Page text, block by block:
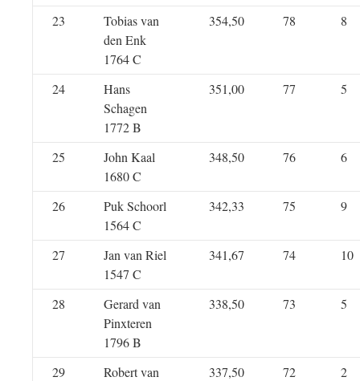
23
Tobias van
den Enk
1764 C
354,50 78 8
24
Hans
Schagen
1772 B
351,00 77 5
25
John Kaal
1680 C
348,50 76 6
26
Puk Schoorl
1564 C
342,33 75 9
27
Jan van Riel
1547 C
341,67 74 10
28
Gerard van
Pinxteren
1796 B
338,50 73 5
29
Robert van
337,50 72 2